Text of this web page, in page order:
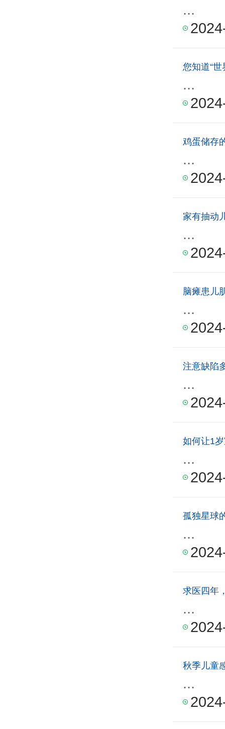
...
您知道“世
...
鸡蛋储存
...
家有抽动
...
脑瘫患儿
...
注意缺陷
...
如何让1
...
孤独星球
...
求医四年
...
秋季儿童
...